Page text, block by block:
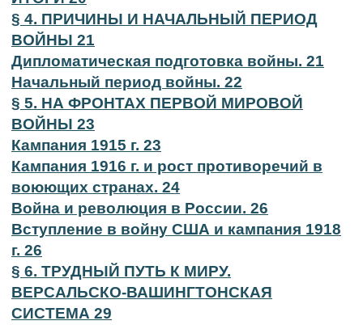
§ 4. ПРИЧИНЫ И НАЧАЛЬНЫЙ ПЕРИОД
ВОЙНЫ 21
Дипломатическая подготовка войны. 21
Начальный период войны. 22
§ 5. НА ФРОНТАХ ПЕРВОЙ МИРОВОЙ
ВОЙНЫ 23
Кампания 1915 г. 23
Кампания 1916 г. и рост противоречий в
воюющих странах. 24
Война и революция в России. 26
Вступление в войну США и кампания 1918
г. 26
§ 6. ТРУДНЫЙ ПУТЬ К МИРУ.
ВЕРСАЛЬСКО-ВАШИНГТОНСКАЯ
СИСТЕМА 29